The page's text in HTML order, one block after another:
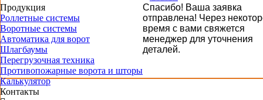
Продукция
Роллетные системы
Воротные системы
Автоматика для ворот
Шлагбаумы
Перегрузочная техника
Противопожарные ворота и шторы
Калькулятор
Контакты
Спасибо! Ваша заявка
отправлена! Через
время с вами свяжется
менеджер для уточнения
деталей.